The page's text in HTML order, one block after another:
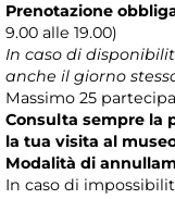
Prenotazione
9.00 alle 19.00)
In caso di
anche il giorno
Massimo 25
Consulta sempre la
la tua visita al
Modalità di
In caso di